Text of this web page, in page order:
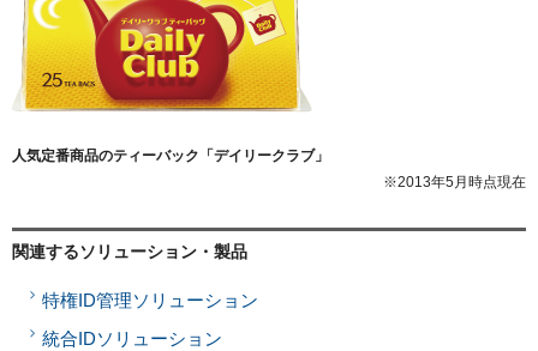
人気定番商品のティーバック「デイリークラブ」
※2013年5月時点現在
関連するソリューション・製品
特権ID管理ソリューション
統合IDソリューション